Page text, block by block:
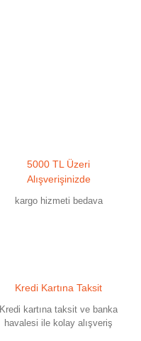
5000 TL Üzeri
Alışverişinizde
kargo hizmeti bedava
Kredi Kartına Taksit
Kredi kartına taksit ve banka
havalesi ile kolay alışveriş